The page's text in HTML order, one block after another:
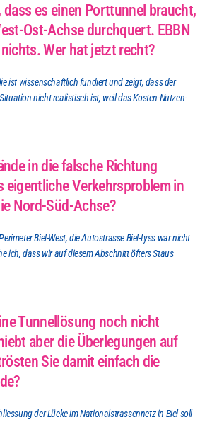
es einen Porttunnel braucht,
Ost-Achse durchquert. EBBN
Wer hat jetzt recht?
ist wissenschaftlich fundiert und zeigt, dass der
nicht realistisch ist, weil das Kosten-Nutzen-
in die falsche Richtung
eigentliche Verkehrsproblem in
Nord-Süd-Achse?
Biel-West, die Autostrasse Biel-Lyss war nicht
ich, dass wir auf diesem Abschnitt öfters Staus
Tunnellösung noch nicht
aber die Überlegungen auf
Sie damit einfach die
der Lücke im Nationalstrassennetz in Biel soll